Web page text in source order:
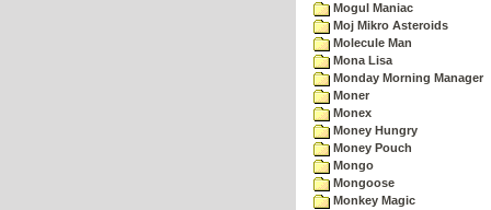
Mogul Maniac
Moj Mikro Asteroids
Molecule Man
Mona Lisa
Monday Morning Manager
Moner
Monex
Money Hungry
Money Pouch
Mongo
Mongoose
Monkey Magic